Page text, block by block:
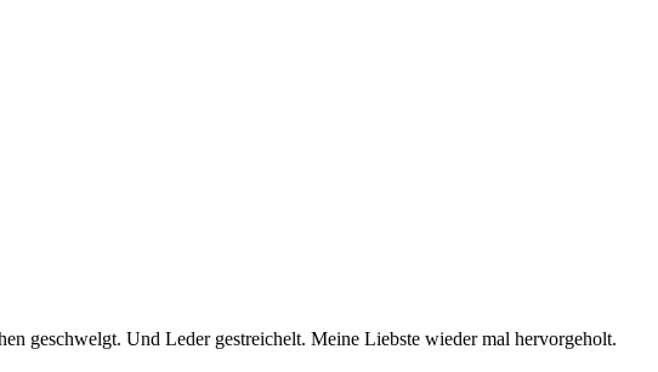
geschwelgt. Und Leder gestreichelt. Meine Liebste wieder mal hervorgeholt.